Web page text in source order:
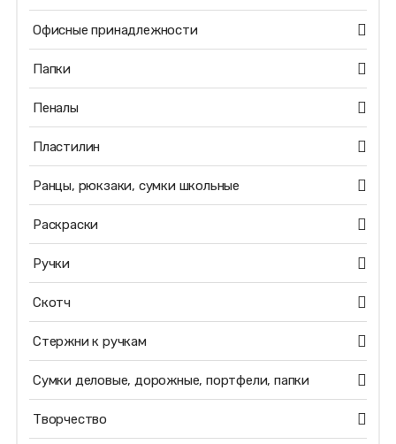
Офисные принадлежности
Папки
Пеналы
Пластилин
Ранцы, рюкзаки, сумки школьные
Раскраски
Ручки
Скотч
Стержни к ручкам
Сумки деловые, дорожные, портфели, папки
Творчество